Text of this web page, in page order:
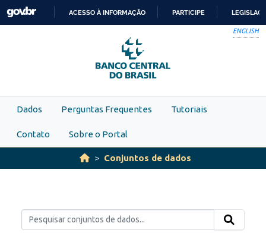
Skip to main content
PARA
O
CONTEÚDO
ACESSO À INFORMAÇÃO PARTICIPE
ENGLISH
Dados Perguntas Frequentes Tutoriais
Contato Sobre o Portal
Conjuntos de dados